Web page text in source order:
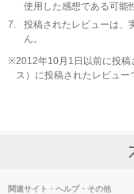
使用した感想である可能
7.
投稿されたレビューは、
ん。
※2012年10月1日以前に投稿
ス）に投稿されたレビュー
関連サイト・ヘルプ・その他